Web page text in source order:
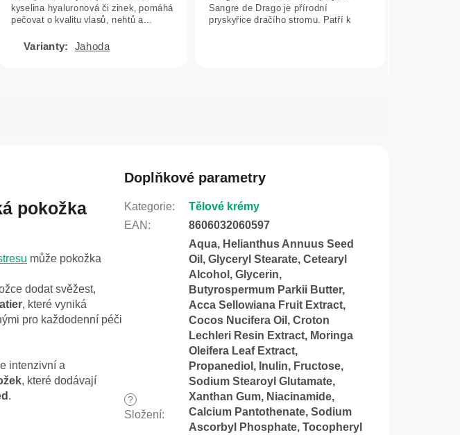
hvězdiček.
kyselina hyaluronová či zinek, pomáhá
pečovat o kvalitu vlasů, nehtů a...
Jahoda
hvězdiček.
Sangre de Drago je přírodní
pryskyřice dračího stromu. Patří k
pokožka
může pokožka
dodat svěžest,
, které vyniká
pro každodenní péči
intenzivní a
, které dodávají
.
Doplňkové parametry
Kategorie:
Tělové krémy
EAN : 8606032060597
?
Složení:
Aqua, Helianthus Annuus Seed
Oil, Glyceryl Stearate, Cetearyl
Alcohol, Glycerin,
Butyrospermum Parkii Butter,
Acca Sellowiana Fruit Extract,
Cocos Nucifera Oil, Croton
Lechleri Resin Extract, Moringa
Oleifera Leaf Extract,
Propanediol, Inulin, Fructose,
Sodium Stearoyl Glutamate,
Xanthan Gum, Niacinamide,
Calcium Pantothenate, Sodium
Ascorbyl Phosphate, Tocopheryl